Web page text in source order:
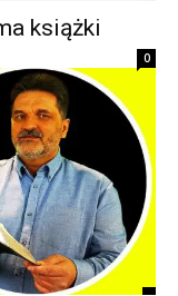
książki
0